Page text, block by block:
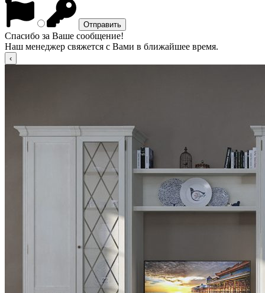
Спасибо за Ваше сообщение!
Наш менеджер свяжется с Вами в ближайшее время.